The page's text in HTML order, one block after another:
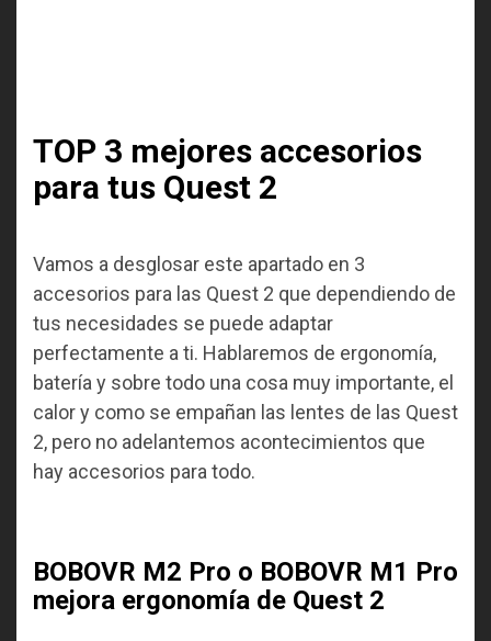
TOP 3 mejores accesorios
para tus Quest 2
Vamos a desglosar este apartado en 3
accesorios para las Quest 2 que dependiendo de
tus necesidades se puede adaptar
perfectamente a ti. Hablaremos de ergonomía,
batería y sobre todo una cosa muy importante, el
calor y como se empañan las lentes de las Quest
2, pero no adelantemos acontecimientos que
hay accesorios para todo.
BOBOVR M2 Pro o BOBOVR M1 Pro
mejora ergonomía de Quest 2